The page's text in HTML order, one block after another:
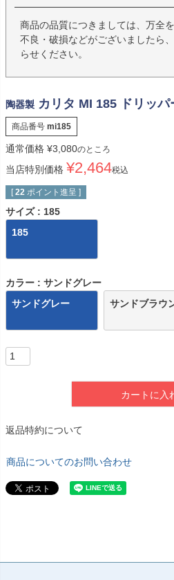
商品の品質につきましては、万全
不良・破損などがございましたら
らせください。
陶器製 カリタ MI 185 ドリッパ
商品番号 mi185
通常価格 ¥3,080のところ
当店特別価格 ¥2,464税込
[ 22 ポイント進呈 ]
サイズ
185
185
カラー
サンドグレー
サンドグレー
サンドブラウ
カートに入
返品特約について
商品についてのお問い合わせ